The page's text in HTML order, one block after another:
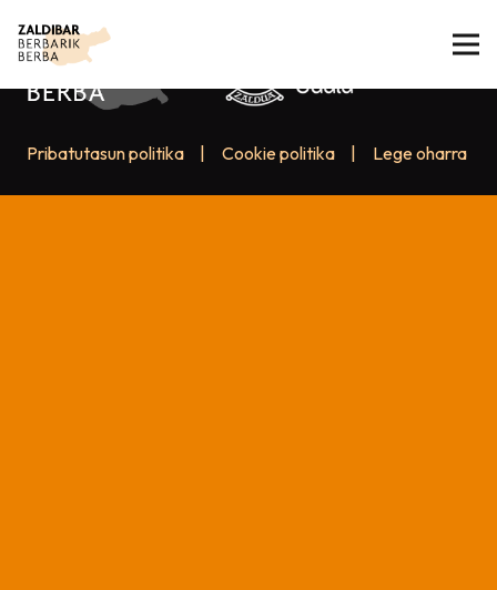
Pribatutasun politika Cookie politika Lege oharra